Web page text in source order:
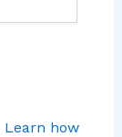
Learn how